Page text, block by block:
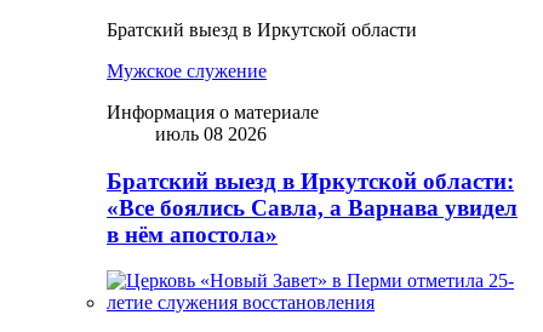
Братский выезд в Иркутской области
Мужское служение
Информация о материале
июль 08 2026
Братский выезд в Иркутской области:
«Все боялись Савла, а Варнава увидел
в нём апостола»